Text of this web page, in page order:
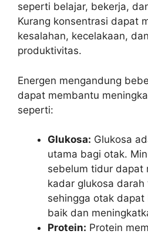
seperti belajar, bekerja,
Kurang konsentrasi dapat
kesalahan, kecelakaan,
produktivitas.
Energen mengandung
dapat membantu
seperti:
Glukosa: Glukosa
utama bagi otak.
sebelum tidur dapat
kadar glukosa
sehingga otak
baik dan
Protein: Protein